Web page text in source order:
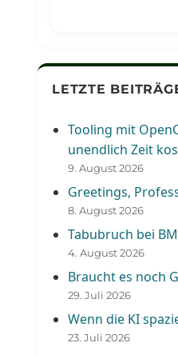
LETZTE
Tooling mit
unendlich Zeit
9. August 2026
Greetings,
8. August 2026
Tabubruch bei
4. August 2026
Braucht es noch
29. Juli 2026
Wenn die KI
23. Juli 2026